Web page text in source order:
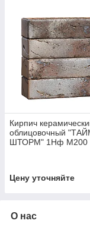
Кирпич
облицовочный
ШТОРМ" 1Нф М200
Цену уточняйте
О нас